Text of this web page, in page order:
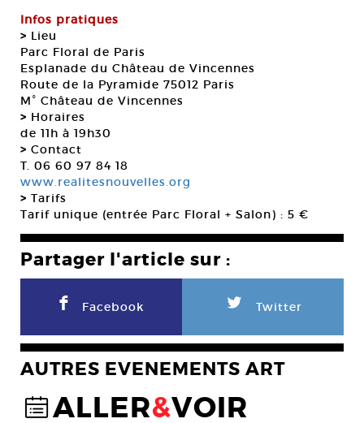
Infos pratiques
> Lieu
Parc Floral de Paris
Esplanade du Château de Vincennes
Route de la Pyramide 75012 Paris
M° Château de Vincennes
> Horaires
de 11h à 19h30
> Contact
T. 06 60 97 84 18
www.realitesnouvelles.org
> Tarifs
Tarif unique (entrée Parc Floral + Salon) : 5 €
Partager l'article sur :
F Facebook L Twitter
AUTRES EVENEMENTS ART
@ALLER&VOIR